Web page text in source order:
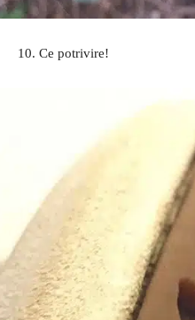
10. Ce potrivire!